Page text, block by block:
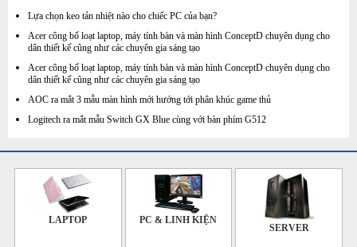
Lựa chọn keo tản nhiệt nào cho chiếc PC của bạn?
Acer công bố loạt laptop, máy tính bàn và màn hình ConceptD chuyên dụng cho
dân thiết kế cũng như các chuyên gia sáng tạo
Acer công bố loạt laptop, máy tính bàn và màn hình ConceptD chuyên dụng cho
dân thiết kế cũng như các chuyên gia sáng tạo
AOC ra mắt 3 mẫu màn hình mới hướng tới phân khúc game thủ
Logitech ra mắt mẫu Switch GX Blue cùng với bàn phím G512
LAPTOP PC & LINH KIỆN
SERVER